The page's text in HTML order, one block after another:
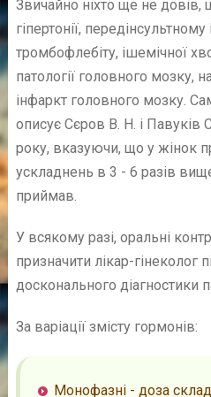
Звичайно ніхто ще не
гіпертонії,
тромбофлебіту, ішемічної
патології головного мозку,
інфаркт головного мозку.
описує Сєров В. Н. і Павуків
року, вказуючи, що у жінок
ускладнень в 3 - 6 разів
приймав.
У всякому разі, оральні
призначити лікар-гінеколог
досконального діагностики
За варіації змісту гормонів:
Монофазні - доза